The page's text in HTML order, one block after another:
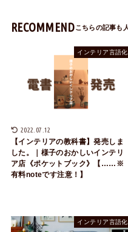
RECOMMEND
インテリア言語化
2022.07.12
【インテリアの教科書】発売しま
した。｜様子のおかしいインテリ
ア店《ポケットブック》【……※
有料noteです注意！】
インテリア言語化